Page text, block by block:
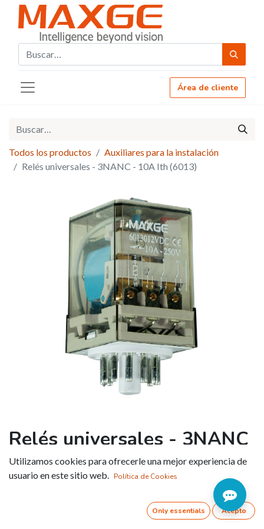
Área de cliente
Todos los productos
Auxiliares para la instalación
Relés universales - 3NANC - 10A Ith (6013)
Relés universales - 3NANC
- 10A Ith (6013)
Referencia:6013012VAC
Utilizamos cookies para ofrecerle una mejor experiencia de
usuario en este sitio web. Política de Cookies
Only essentials Acepto